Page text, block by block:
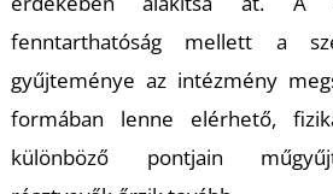
fenntarthatóság mellett a
gyűjteménye az intézmény
formában lenne elérhető,
különböző pontjain